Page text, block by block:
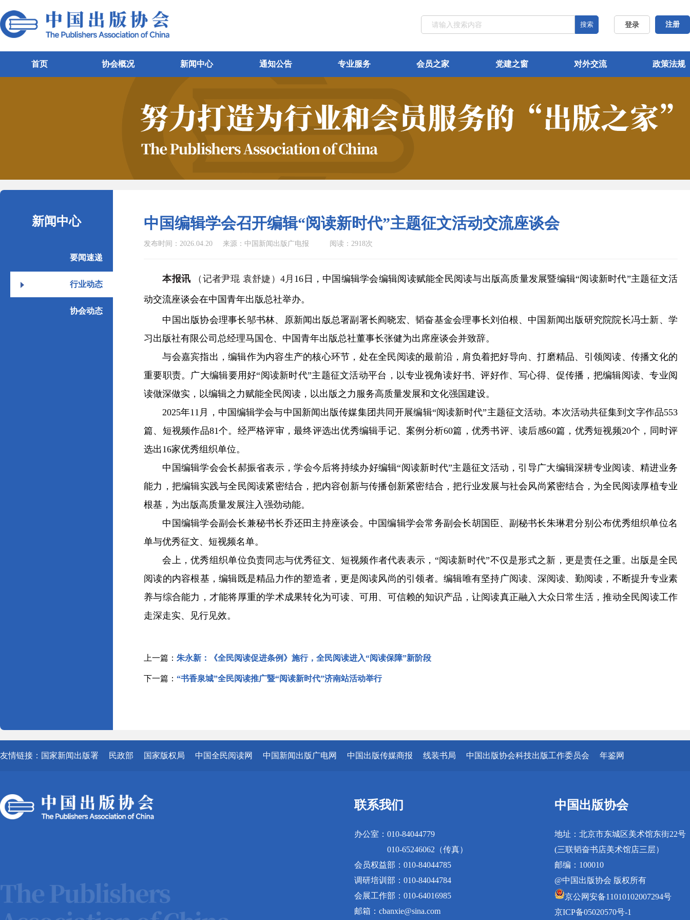
登录 注册
搜索
首页 协会概况 新闻中心 通知公告 专业服务 会员之家 党建之窗 对外交流 政策法规
新闻中心
要闻速递
行业动态
协会动态
中国编辑学会召开编辑“阅读新时代”主题征文活动交流座谈会
发布时间：2026.04.20 来源：中国新闻出版广电报 阅读：2918次
本报讯 （记者尹琨 袁舒婕）4月 16日，中国编辑学会编辑阅读赋能全民阅读与出版高质量发展暨编辑“阅读新时代”主题征文活
动交流座谈会在中国青年出版总社举办。
中国出版协会理事长邬书林、原新闻出版总署副署长阎晓宏、韬奋基金会理事长刘伯根、中国新闻出版研究院院长冯士新、学
习出版社有限公司总经理马国仓、中国青年出版总社董事长张健为出席座谈会并致辞。
与会嘉宾指出，编辑作为内容生产的核心环节，处在全民阅读的最前沿，肩负着把好导向、打磨精品、引领阅读、传播文化的
重要职责。广大编辑要用好“阅读新时代”主题征文活动平台，以专业视角读好书、评好作、写心得、促传播，把编辑阅读、专业阅
读做深做实，以编辑之力赋能全民阅读，以出版之力服务高质量发展和文化强国建设。
2025年11月，中国编辑学会与中国新闻出版传媒集团共同开展编辑“阅读新时代”主题征文活动。本次活动共征集到文字作品553
篇、短视频作品81个。经严格评审，最终评选出优秀编辑手记、案例分析60篇，优秀书评、读后感60篇，优秀短视频20个，同时评
选出16家优秀组织单位。
中国编辑学会会长郝振省表示，学会今后将持续办好编辑“阅读新时代”主题征文活动，引导广大编辑深耕专业阅读、精进业务
能力，把编辑实践与全民阅读紧密结合，把内容创新与传播创新紧密结合，把行业发展与社会风尚紧密结合，为全民阅读厚植专业
根基，为出版高质量发展注入强劲动能。
中国编辑学会副会长兼秘书长乔还田主持座谈会。中国编辑学会常务副会长胡国臣、副秘书长朱琳君分别公布优秀组织单位名
单与优秀征文、短视频名单。
会上，优秀组织单位负责同志与优秀征文、短视频作者代表表示，“阅读新时代”不仅是形式之新，更是责任之重。出版是全民
阅读的内容根基，编辑既是精品力作的塑造者，更是阅读风尚的引领者。编辑唯有坚持广阅读、深阅读、勤阅读，不断提升专业素
养与综合能力，才能将厚重的学术成果转化为可读、可用、可信赖的知识产品，让阅读真正融入大众日常生活，推动全民阅读工作
走深走实、见行见效。
上一篇： 朱永新：《全民阅读促进条例》施行，全民阅读进入“阅读保障”新阶段
下一篇： “书香泉城”全民阅读推广暨“阅读新时代”济南站活动举行
友情链接： 国家新闻出版署 民政部 国家版权局 中国全民阅读网 中国新闻出版广电网 中国出版传媒商报 线装书局 中国出版协会科技出版工作委员会 年鉴网
联系我们
办公室：010-84044779
010-65246062（传真）
会员权益部：010-84044785
调研培训部：010-84044784
会展工作部：010-64016985
邮箱：cbanxie@sina.com
中国出版协会
地址：北京市东城区美术馆东街22号
(三联韬奋书店美术馆店三层）
邮编：100010
@中国出版协会 版权所有
京公网安备11010102007294号
京ICP备05020570号-1